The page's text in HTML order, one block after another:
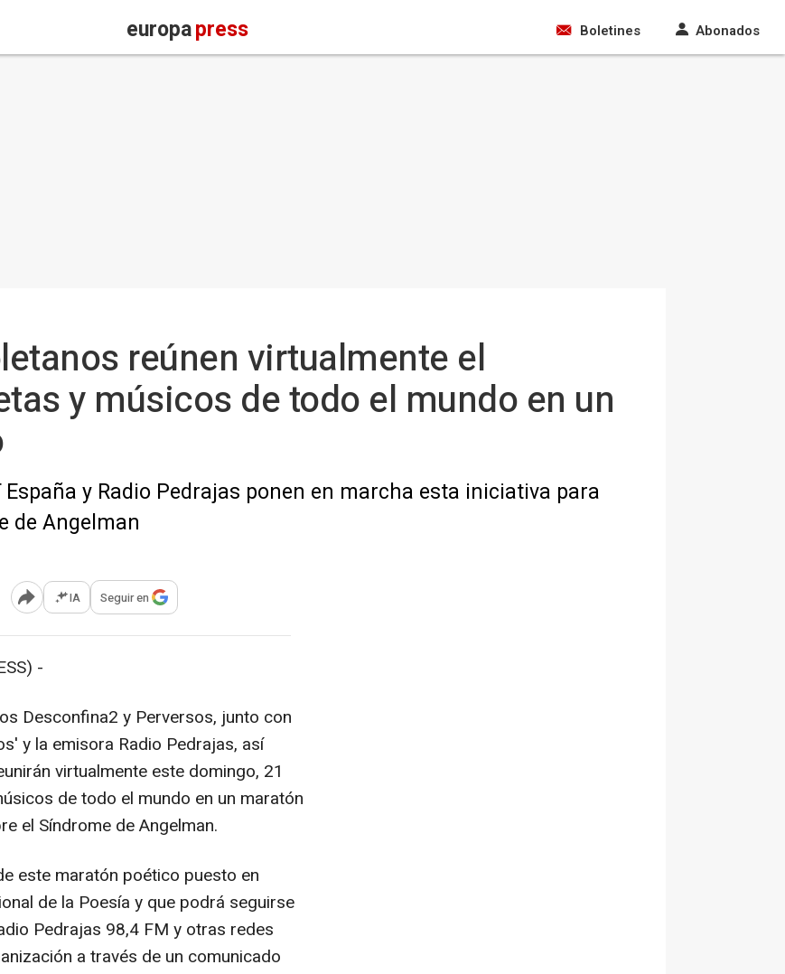
europapress Boletines Abonados
reúnen virtualmente el
y músicos de todo el mundo en un
España y Radio Pedrajas ponen en marcha esta iniciativa para
de Angelman
Abrir opciones para compartir
IA Seguir en
-
Desconfina2 y Perversos, junto con
y la emisora Radio Pedrajas, así
virtualmente este domingo, 21
de todo el mundo en un maratón
el Síndrome de Angelman.
este maratón poético puesto en
de la Poesía y que podrá seguirse
Pedrajas 98,4 FM y otras redes
a través de un comunicado